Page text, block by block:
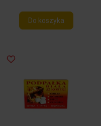
Do koszyka